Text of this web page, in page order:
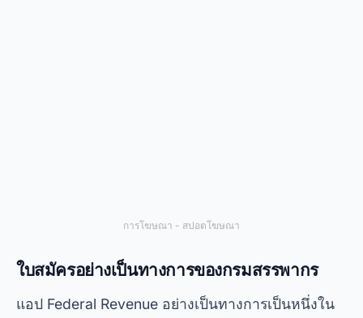
ประโยชน์อย่างยิ่งในการหลีกเลี่ยงข้อผิดพลาดทั่วไป
ภาษีเงินได้ของฉัน – แอปของบุคคลที่สาม
ตัวเลือกที่ยอดเยี่ยมอีกประการหนึ่งคือภาษีเงินได้ของ